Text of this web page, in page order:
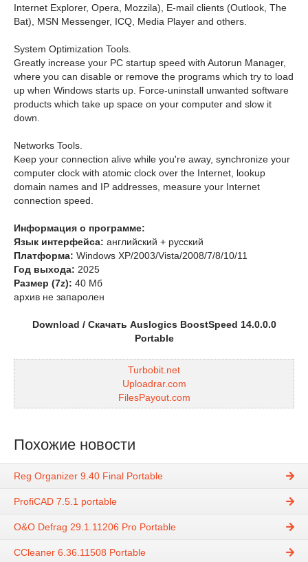
Internet Explorer, Opera, Mozzila), E-mail clients (Outlook, The
Bat), MSN Messenger, ICQ, Media Player and others.
System Optimization Tools.
Greatly increase your PC startup speed with Autorun Manager,
where you can disable or remove the programs which try to load
up when Windows starts up. Force-uninstall unwanted software
products which take up space on your computer and slow it
down.
Networks Tools.
Keep your connection alive while you're away, synchronize your
computer clock with atomic clock over the Internet, lookup
domain names and IP addresses, measure your Internet
connection speed.
Информация о программе:
Язык интерфейса: английский + русский
Платформа: Windows XP/2003/Vista/2008/7/8/10/11
Год выхода: 2025
Размер (7z): 40 Мб
архив не запаролен
Download / Скачать Auslogics BoostSpeed 14.0.0.0
Portable
Turbobit.net
Uploadrar.com
FilesPayout.com
Похожие новости
Reg Organizer 9.40 Final Portable
ProfiCAD 7.5.1 portable
O&O Defrag 29.1.11206 Pro Portable
CCleaner 6.36.11508 Portable